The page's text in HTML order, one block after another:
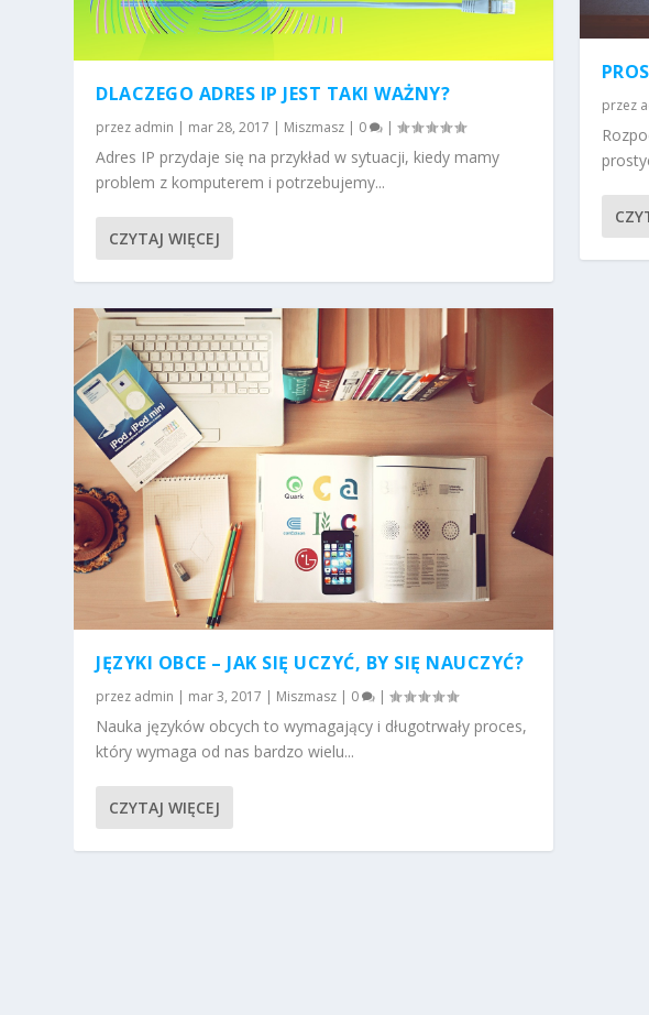
DLACZEGO ADRES IP JEST TAKI WAŻNY?
przez admin | mar 28, 2017 | Miszmasz | 0 |
Adres IP przydaje się na przykład w sytuacji, kiedy mamy
problem z komputerem i potrzebujemy...
CZYTAJ WIĘCEJ
JĘZYKI OBCE – JAK SIĘ UCZYĆ, BY SIĘ NAUCZYĆ?
przez admin | mar 3, 2017 | Miszmasz | 0 |
Nauka języków obcych to wymagający i długotrwały proces,
który wymaga od nas bardzo wielu...
CZYTAJ WIĘCEJ
przez